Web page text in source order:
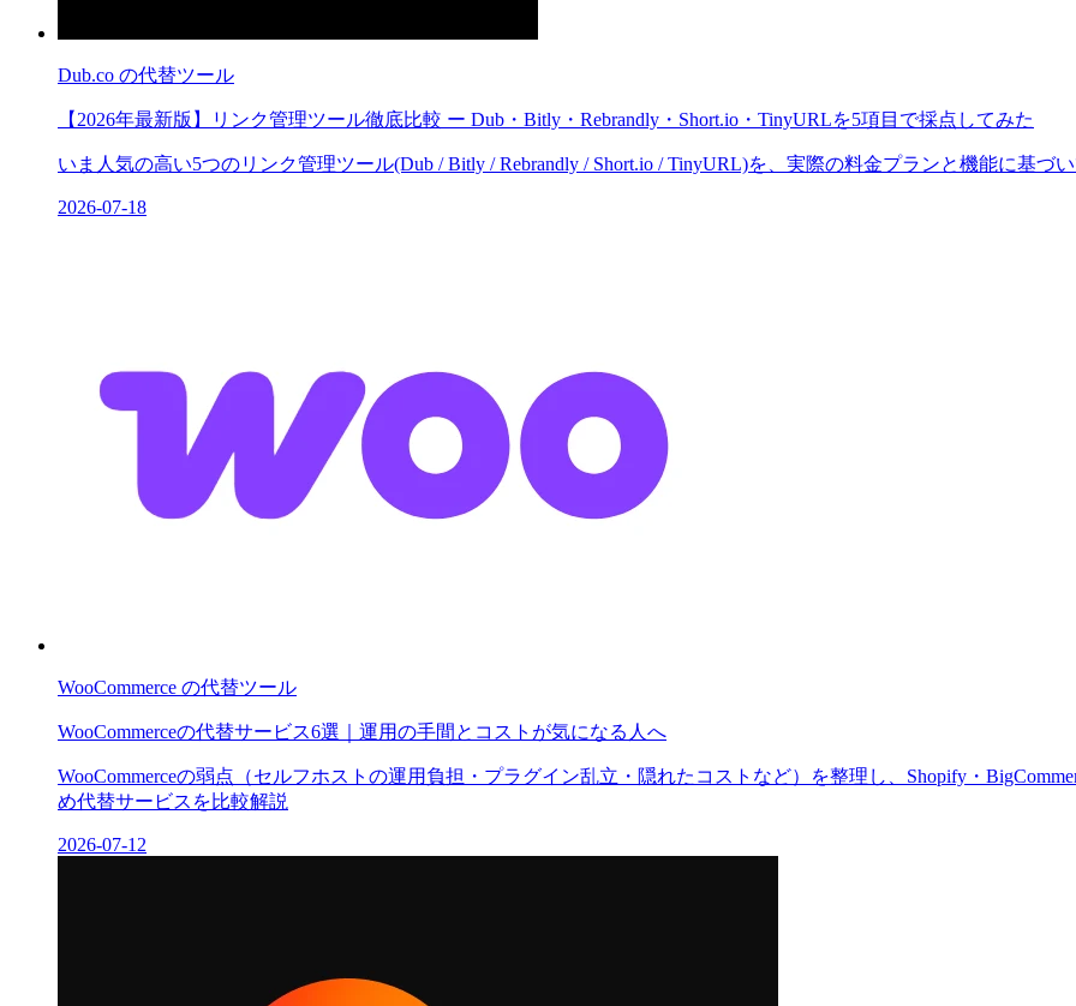
Dub.co の代替ツール
【2026年最新版】リンク管理ツール徹底比較 ー Dub・Bitly・Rebrandly・Short.io・TinyURLを5項目で採点してみた
いま人気の高い5つのリンク管理ツール(Dub / Bitly / Rebrandly / Short.io / TinyURL)を、実際の料金プランと機能に基づ
2026-07-18
WooCommerce の代替ツール
WooCommerceの代替サービス6選｜運用の手間とコストが気になる人へ
WooCommerceの弱点（セルフホストの運用負担・プラグイン乱立・隠れたコストなど）を整理し、Shopify・
め代替サービスを比較解説
2026-07-12